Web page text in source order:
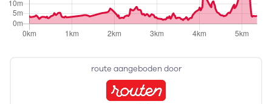
route aangeboden door